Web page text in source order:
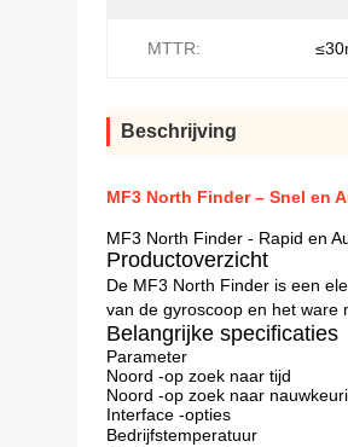
MTTR:
Beschrijving
MF3 North Finder – Snel en
MF3 North Finder - Rapid en
Productoverzicht
De MF3 North Finder is een
van de gyroscoop en het ware
Belangrijke specificaties
Parameter
Noord -op zoek naar tijd
Noord -op zoek naar
Interface -opties
Bedrijfstemperatuur